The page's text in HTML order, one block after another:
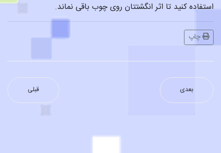
استفاده کنید تا اثر انگشتتان روی چوب باقی نماند.
چاپ
قبلی بعدی